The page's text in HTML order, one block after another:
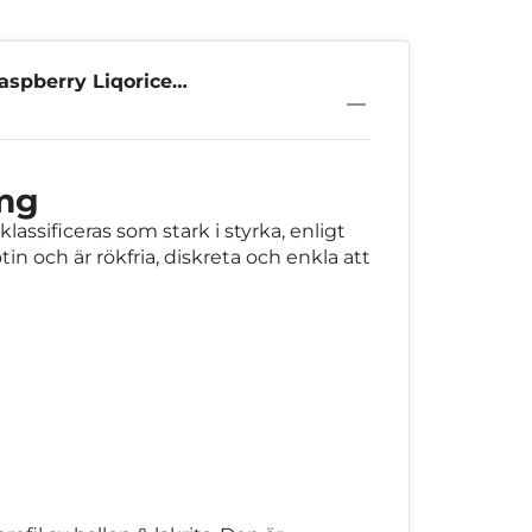
Liqorice
som stark i styrka, enligt
och är rökfria, diskreta och enkla att